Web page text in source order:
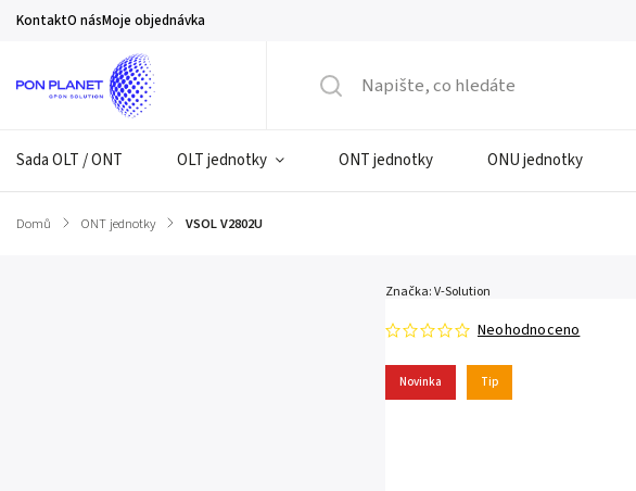
KontaktO násMoje objednávka
Sada OLT / ONT OLT jednotky ONT jednotky ONU jednotky
Domů / ONT jednotky / VSOL V2802U
Novinka Tip
Neohodnoceno
Značka:V-Solution